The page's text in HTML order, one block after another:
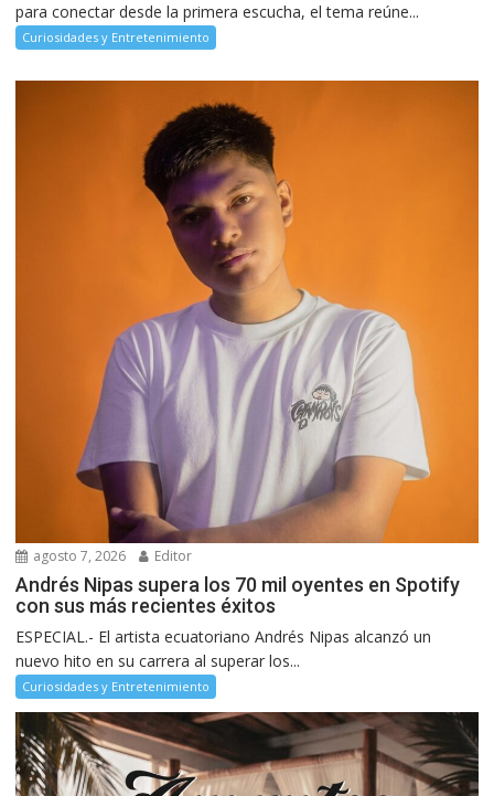
para conectar desde la primera escucha, el tema reúne...
Curiosidades y Entretenimiento
agosto 7, 2026 Editor
Andrés Nipas supera los 70 mil oyentes en Spotify
con sus más recientes éxitos
ESPECIAL.- El artista ecuatoriano Andrés Nipas alcanzó un
nuevo hito en su carrera al superar los...
Curiosidades y Entretenimiento